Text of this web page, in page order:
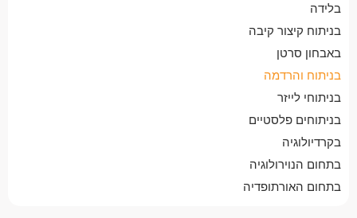
בלידה
בניתוח קיצור קיבה
באבחון סרטן
בניתוח והרדמה
בניתוחי לייזר
בניתוחים פלסטיים
בקרדיולוגיה
בתחום הנוירולוגיה
בתחום האורתופדיה